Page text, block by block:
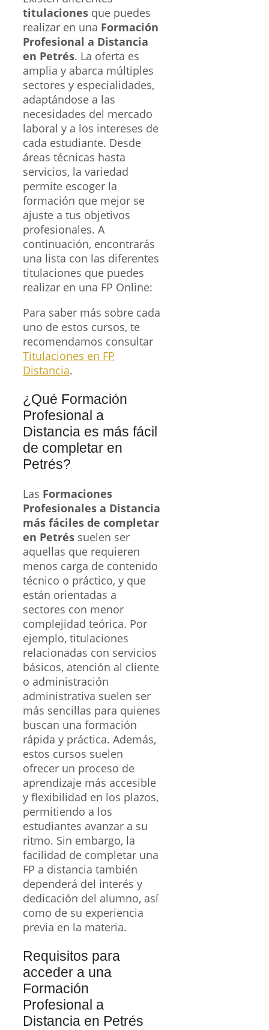
titulaciones que puedes
realizar en una Formación
Profesional a Distancia
en Petrés. La oferta es
amplia y abarca múltiples
sectores y especialidades,
adaptándose a las
necesidades del mercado
laboral y a los intereses de
cada estudiante. Desde
áreas técnicas hasta
servicios, la variedad
permite escoger la
formación que mejor se
ajuste a tus objetivos
profesionales. A
continuación, encontrarás
una lista con las diferentes
titulaciones que puedes
realizar en una FP Online:
Para saber más sobre cada
uno de estos cursos, te
recomendamos consultar
Titulaciones en FP
Distancia.
¿Qué Formación
Profesional a
Distancia es más fácil
de completar en
Petrés?
Las Formaciones
Profesionales a Distancia
más fáciles de completar
en Petrés suelen ser
aquellas que requieren
menos carga de contenido
técnico o práctico, y que
están orientadas a
sectores con menor
complejidad teórica. Por
ejemplo, titulaciones
relacionadas con servicios
básicos, atención al cliente
o administración
administrativa suelen ser
más sencillas para quienes
buscan una formación
rápida y práctica. Además,
estos cursos suelen
ofrecer un proceso de
aprendizaje más accesible
y flexibilidad en los plazos,
permitiendo a los
estudiantes avanzar a su
ritmo. Sin embargo, la
facilidad de completar una
FP a distancia también
dependerá del interés y
dedicación del alumno, así
como de su experiencia
previa en la materia.
Requisitos para
acceder a una
Formación
Profesional a
Distancia en Petrés